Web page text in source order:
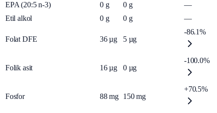
EPA (20:5 n-3) 0 g 0 g
—
Etil alkol
0 g 0 g —
Folat DFE 36 µg 5 µg
-86.1%
Folik asit 16 µg 0 µg
-100.0%
Fosfor 88 mg 150 mg
+70.5%